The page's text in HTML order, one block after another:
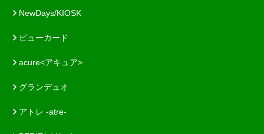
NewDays/KIOSK
ビューカード
acure<アキュア>
グランデュオ
アトレ -atre-